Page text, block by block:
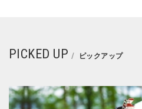
PICKED UP ピックアップ